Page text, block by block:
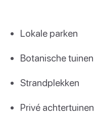
Lokale parken
Botanische tuinen
Strandplekken
Privé achtertuinen